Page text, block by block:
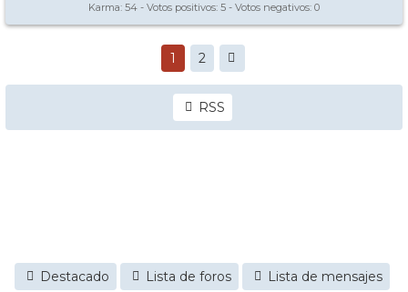
Karma: 54 - Votos positivos: 5 - Votos negativos: 0
1 2
RSS
Destacado Lista de foros
Lista de mensajes